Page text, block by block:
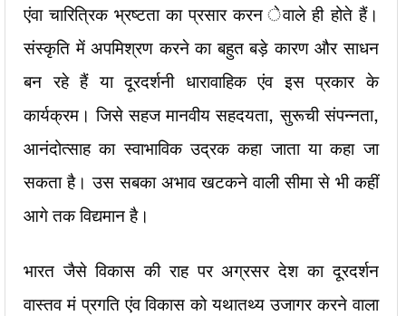
एंवा चारित्रिक भ्रष्टता का प्रसार करन ेवाले ही होते हैं।
संस्कृति में अपमिश्रण करने का बहुत बड़े कारण और साधन
बन रहे हैं या दूरदर्शनी धारावाहिक एंव इस प्रकार के
कार्यक्रम। जिसे सहज मानवीय सहदयता, सुरूची संपन्नता,
आनंदोत्साह का स्वाभाविक उद्रक कहा जाता या कहा जा
सकता है। उस सबका अभाव खटकने वाली सीमा से भी कहीं
आगे तक विद्यमान है।
भारत जैसे विकास की राह पर अग्रसर देश का दूरदर्शन
वास्तव मं प्रगति एंव विकास को यथातथ्य उजागर करने वाला